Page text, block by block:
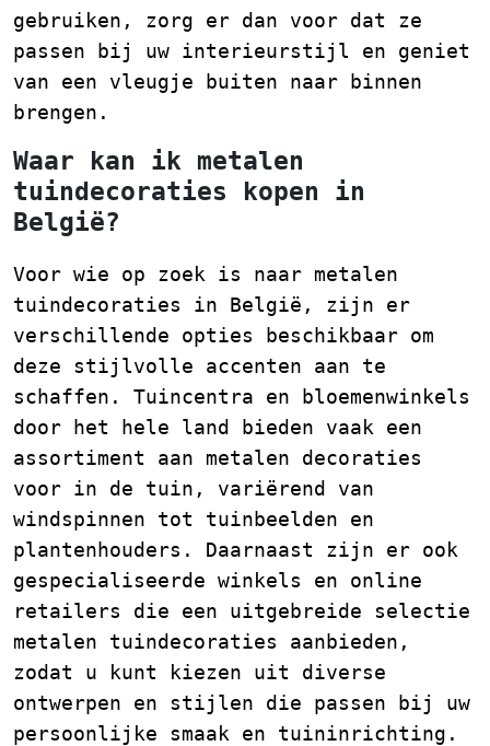
gebruiken, zorg er dan voor dat ze
passen bij uw interieurstijl en geniet
van een vleugje buiten naar binnen
brengen.
Waar kan ik metalen
tuindecoraties kopen in
België?
Voor wie op zoek is naar metalen
tuindecoraties in België, zijn er
verschillende opties beschikbaar om
deze stijlvolle accenten aan te
schaffen. Tuincentra en bloemenwinkels
door het hele land bieden vaak een
assortiment aan metalen decoraties
voor in de tuin, variërend van
windspinnen tot tuinbeelden en
plantenhouders. Daarnaast zijn er ook
gespecialiseerde winkels en online
retailers die een uitgebreide selectie
metalen tuindecoraties aanbieden,
zodat u kunt kiezen uit diverse
ontwerpen en stijlen die passen bij uw
persoonlijke smaak en tuininrichting.